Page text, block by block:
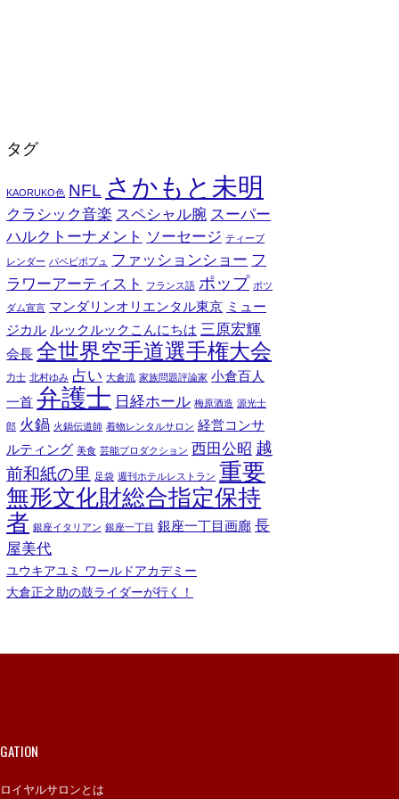
タグ
KAORUKO色 NFL さかもと未明
クラシック音楽 スペシャル腕 スーパー
ハルクトーナメント ソーセージ ティーブ
レンダー バベビボブュ ファッションショー フ
ラワーアーティスト
フランス語 ポップ ポツ
ダム宣言 マンダリンオリエンタル東京 ミュー
ジカル ルックルックこんにちは 三原宏輝
会長 全世界空手道選手権大会
力士 北村ゆみ 占い 大倉流 家族問題評論家 小倉百人
一首 弁護士 日経ホール 梅原酒造 源光士
郎 火鍋 火鍋伝道師 着物レンタルサロン 経営コンサ
ルティング 美食 芸能プロダクション 西田公昭 越
前和紙の里 足袋 週刊ホテルレストラン 重要
無形文化財総合指定保持
者 銀座イタリアン 銀座一丁目 銀座一丁目画廊 長
屋美代
ユウキアユミ ワールドアカデミー
大倉正之助の鼓ライダーが行く！
イヤルサロンとは